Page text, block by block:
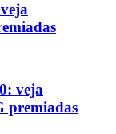
veja
premiadas